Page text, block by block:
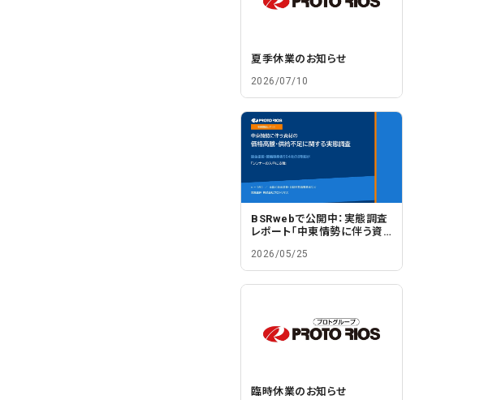
夏季休業のお知らせ
2026/07/10
BSRwebで公開中：実態調査
レポート「中東情勢に伴う資
する実態調査」
2026/05/25
臨時休業のお知らせ